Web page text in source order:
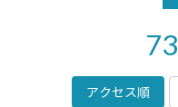
73
アクセス順